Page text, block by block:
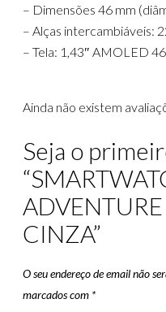
– Dimensões 46 mm
– Alças intercambiáveis:
– Tela: 1,43″ AMOLED
Ainda não existem
Seja o
CINZA”
O seu endereço de email não
marcados com *